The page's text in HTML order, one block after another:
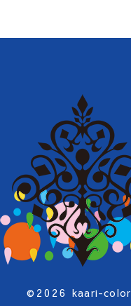
©2026kaari-color